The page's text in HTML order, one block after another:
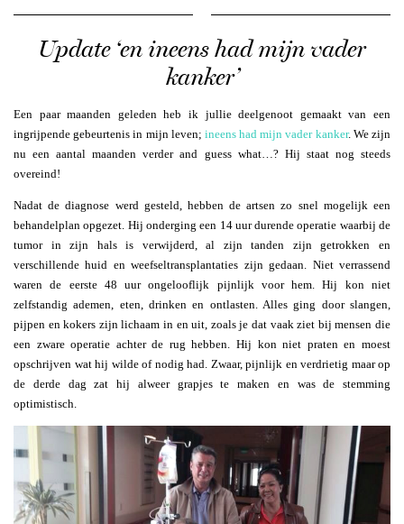
Update ‘en ineens had mijn vader
kanker’
Een paar maanden geleden heb ik jullie deelgenoot gemaakt van een
ingrijpende gebeurtenis in mijn leven; ineens had mijn vader kanker. We zijn
nu een aantal maanden verder and guess what…? Hij staat nog steeds
overeind!
Nadat de diagnose werd gesteld, hebben de artsen zo snel mogelijk een
behandelplan opgezet. Hij onderging een 14 uur durende operatie waarbij de
tumor in zijn hals is verwijderd, al zijn tanden zijn getrokken en
verschillende huid en weefseltransplantaties zijn gedaan. Niet verrassend
waren de eerste 48 uur ongelooflijk pijnlijk voor hem. Hij kon niet
zelfstandig ademen, eten, drinken en ontlasten. Alles ging door slangen,
pijpen en kokers zijn lichaam in en uit, zoals je dat vaak ziet bij mensen die
een zware operatie achter de rug hebben. Hij kon niet praten en moest
opschrijven wat hij wilde of nodig had. Zwaar, pijnlijk en verdrietig maar op
de derde dag zat hij alweer grapjes te maken en was de stemming
optimistisch.